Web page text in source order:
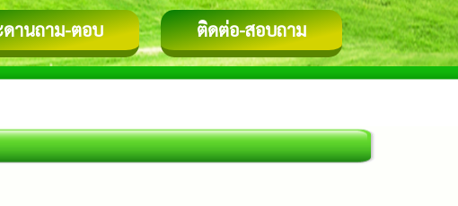
ดานถาม-ตอบ ติดต่อ-สอบถาม